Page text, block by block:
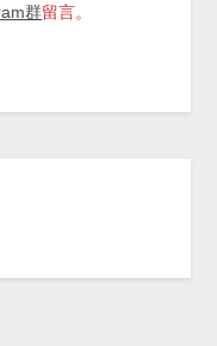
群留言。